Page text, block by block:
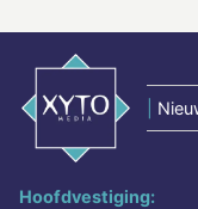
Hoofdvestiging: